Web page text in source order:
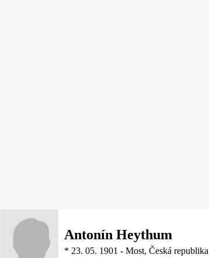
Antonín Heythum
* 23. 05. 1901 - Most, Česká republika